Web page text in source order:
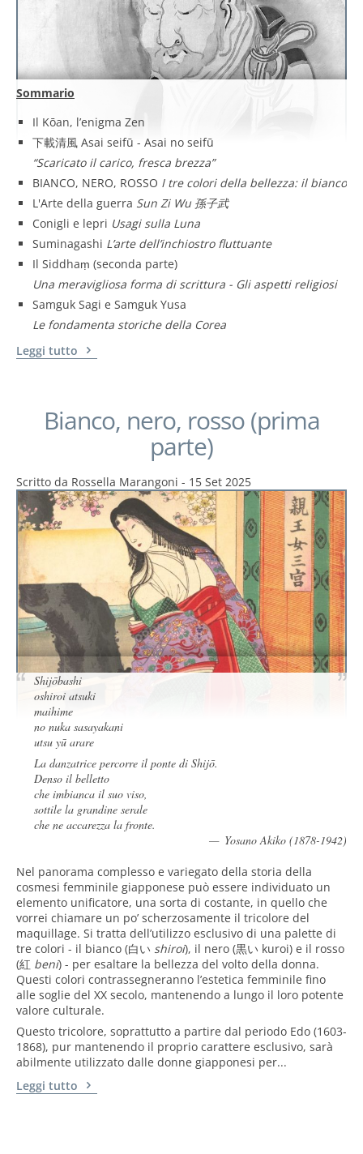
Sommario
Il Kōan, l’enigma Zen
下載清風 Asai seifū - Asai no seifū
“Scaricato il carico, fresca brezza”
BIANCO, NERO, ROSSO I tre colori della bellezza: il bianco
L'Arte della guerra Sun Zi Wu 孫子武
Conigli e lepri Usagi sulla Luna
Suminagashi L’arte dell’inchiostro fluttuante
Il Siddhaṃ (seconda parte)
Una meravigliosa forma di scrittura - Gli aspetti religiosi
Samguk Sagi e Samguk Yusa
Le fondamenta storiche della Corea
Leggi tutto
Bianco, nero, rosso (prima
parte)
Scritto da Rossella Marangoni - 15 Set 2025
Shijōbashi
oshiroi atsuki
maihime
no nuka sasayakani
utsu yū arare
La danzatrice percorre il ponte di Shijō.
Denso il belletto
che imbianca il suo viso,
sottile la grandine serale
che ne accarezza la fronte.
Yosano Akiko (1878-1942)
Nel panorama complesso e variegato della storia della
cosmesi femminile giapponese può essere individuato un
elemento unificatore, una sorta di costante, in quello che
vorrei chiamare un po’ scherzosamente il tricolore del
maquillage. Si tratta dell’utilizzo esclusivo di una palette di
tre colori - il bianco (白い shiroi), il nero (黒い kuroi) e il rosso
(紅 beni) - per esaltare la bellezza del volto della donna.
Questi colori contrassegneranno l’estetica femminile fino
alle soglie del XX secolo, mantenendo a lungo il loro potente
valore culturale.
Questo tricolore, soprattutto a partire dal periodo Edo (1603-
1868), pur mantenendo il proprio carattere esclusivo, sarà
abilmente utilizzato dalle donne giapponesi per...
Leggi tutto